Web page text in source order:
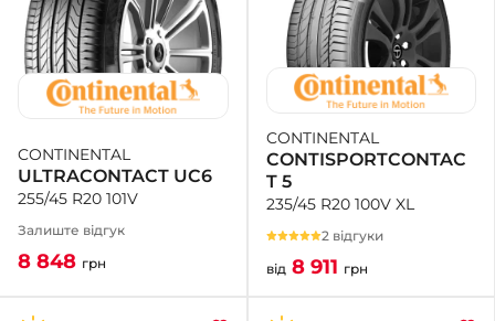
CONTINENTAL
ULTRACONTACT UC6
255/45 R20 101V
Залиште відгук
8 848 грн
CONTINENTAL
CONTISPORTCONTAC
T 5
235/45 R20 100V XL
2 відгуки
від 8 911 грн